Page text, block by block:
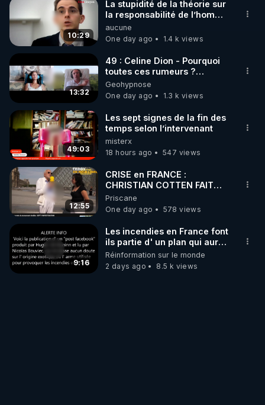
▶ 30 jours gratuit sur l’application de méditation et
de bien-être ENVOL :
Rendez-vous sur https://www.envol.app/code
le code : REGENERE
10:29
La stupidité de la théorie sur
la responsabilité de l’homme
concernant le dioxyde de
carbone.
aucune
One day ago
1.4 k views
13:32
49 : Celine Dion - Pourquoi
toutes ces rumeurs ?
Enquête sous hypnose
Geohypnose
One day ago
1.3 k views
49:03
Les sept signes de la fin des
temps selon l’intervenant
misterx
18 hours ago
547 views
12:55
CRISE en FRANCE :
CHRISTIAN COTTEN FAIT
une étrange découverte
Priscane
One day ago
578 views
9:16
Les incendies en France font
ils partie d' un plan qui aurait
débuté le 11 septembre 2001
?
Réinformation sur le monde
2 days ago
8.5 k views